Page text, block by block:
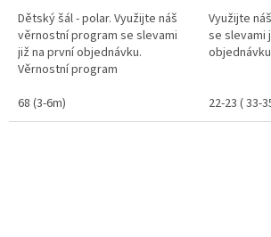
Dětský šál - polar. Využijte náš
věrnostní program se slevami
již na první objednávku.
Věrnostní program
68 (3-6m)
Využijte
se slevami
22-23 ( 33-